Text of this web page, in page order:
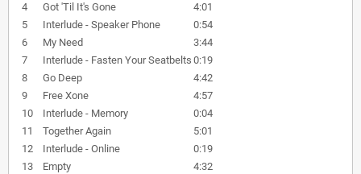
4
Got 'Til It's Gone
4:01
5
Interlude - Speaker Phone
0:54
6
My Need
3:44
7
Interlude - Fasten Your Seatbelts 0:19
8
Go Deep
4:42
9
Free Xone
4:57
10
Interlude - Memory
0:04
11
Together Again
5:01
12
Interlude - Online
0:19
13
Empty
4:32